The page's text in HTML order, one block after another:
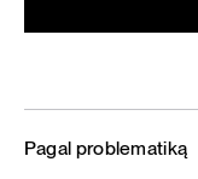
Pagal problematiką